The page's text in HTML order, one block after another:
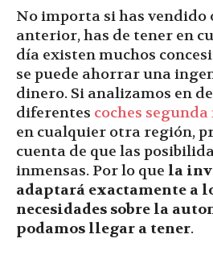
No importa si has vendido
anterior, has de tener en
día existen muchos
se puede ahorrar una
dinero. Si analizamos en
diferentes coches
en cualquier otra región,
cuenta de que las
inmensas. Por lo que la
adaptará exactamente a
necesidades sobre la
podamos llegar a tener.